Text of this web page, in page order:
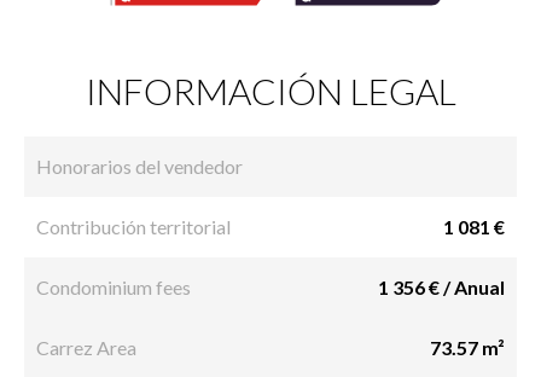
INFORMACIÓN LEGAL
Honorarios del vendedor
Contribución territorial 1 081 €
Condominium fees 1 356 € / Anual
Carrez Area 73.57 m²